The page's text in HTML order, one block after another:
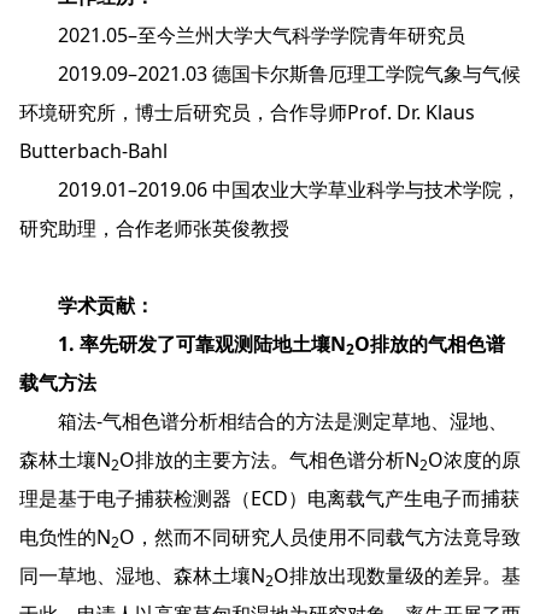
2021.05–至今兰州大学大气科学学院青年研究员
2019.09–2021.03 德国卡尔斯鲁厄理工学院气象与气候
环境研究所，博士后研究员，合作导师Prof. Dr. Klaus
Butterbach-Bahl
2019.01–2019.06 中国农业大学草业科学与技术学院，
研究助理，合作老师张英俊教授
学术贡献：
1. 率先研发了可靠观测陆地土壤N2O排放的气相色谱
载气方法
箱法-气相色谱分析相结合的方法是测定草地、湿地、
森林土壤N2O排放的主要方法。气相色谱分析N2O浓度的原
理是基于电子捕获检测器（ECD）电离载气产生电子而捕获
电负性的N2O，然而不同研究人员使用不同载气方法竟导致
同一草地、湿地、森林土壤N2O排放出现数量级的差异。基